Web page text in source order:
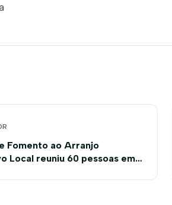
Fomento ao Arranjo
Local reuniu 60 pessoas em